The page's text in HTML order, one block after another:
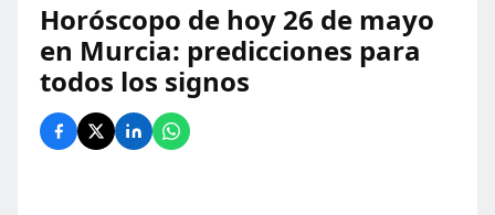
Horóscopo de hoy 26 de mayo
en Murcia: predicciones para
todos los signos